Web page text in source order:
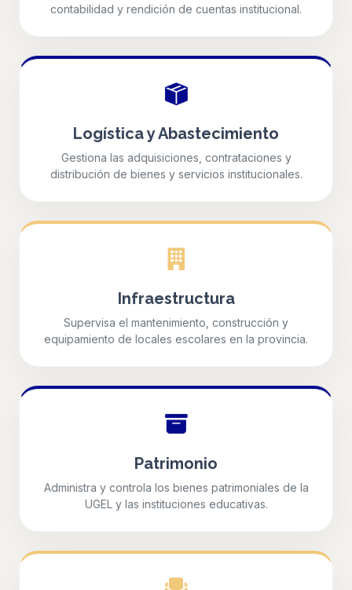
contabilidad y rendición de cuentas institucional.
Logística y Abastecimiento
Gestiona las adquisiciones, contrataciones y
distribución de bienes y servicios institucionales.
Infraestructura
Supervisa el mantenimiento, construcción y
equipamiento de locales escolares en la provincia.
Patrimonio
Administra y controla los bienes patrimoniales de la
UGEL y las instituciones educativas.